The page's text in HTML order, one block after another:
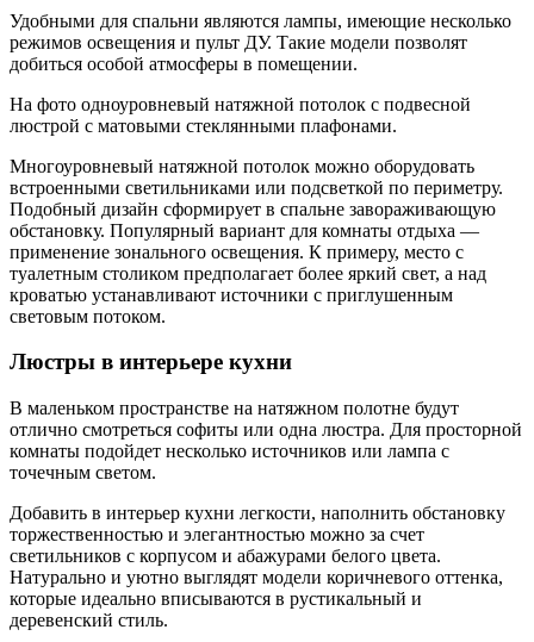
Удобными для спальни являются лампы, имеющие несколько
режимов освещения и пульт ДУ. Такие модели позволят
добиться особой атмосферы в помещении.
На фото одноуровневый натяжной потолок с подвесной
люстрой с матовыми стеклянными плафонами.
Многоуровневый натяжной потолок можно оборудовать
встроенными светильниками или подсветкой по периметру.
Подобный дизайн сформирует в спальне завораживающую
обстановку. Популярный вариант для комнаты отдыха —
применение зонального освещения. К примеру, место с
туалетным столиком предполагает более яркий свет, а над
кроватью устанавливают источники с приглушенным
световым потоком.
Люстры в интерьере кухни
В маленьком пространстве на натяжном полотне будут
отлично смотреться софиты или одна люстра. Для просторной
комнаты подойдет несколько источников или лампа с
точечным светом.
Добавить в интерьер кухни легкости, наполнить обстановку
торжественностью и элегантностью можно за счет
светильников с корпусом и абажурами белого цвета.
Натурально и уютно выглядят модели коричневого оттенка,
которые идеально вписываются в рустикальный и
деревенский стиль.